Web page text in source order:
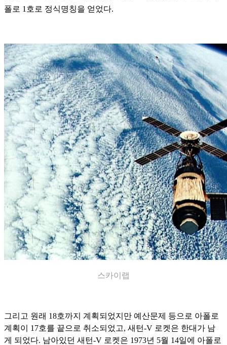
폴로 1호로 정식명칭을 얻었다.
스카이랩
그리고 원래 18호까지 계획되었지만 예산문제 등으로 아폴로
계획이 17호를 끝으로 취소되었고, 새턴-V 로켓은 한대가 남
게 되었다. 남아있던 새턴-V 로켓은 1973년 5월 14일에 아폴로